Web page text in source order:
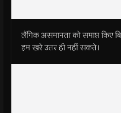
लैंगिक असमानता को समाप्त किए
हम खरे उतर ही नहीं सकते।